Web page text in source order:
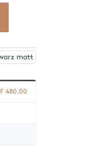
matt
480.00